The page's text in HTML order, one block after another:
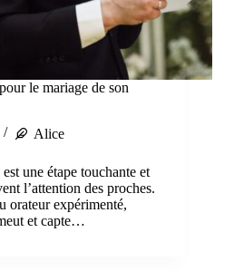
le mariage de son
Alice
une étape touchante et
l’attention des proches.
orateur expérimenté,
et capte…